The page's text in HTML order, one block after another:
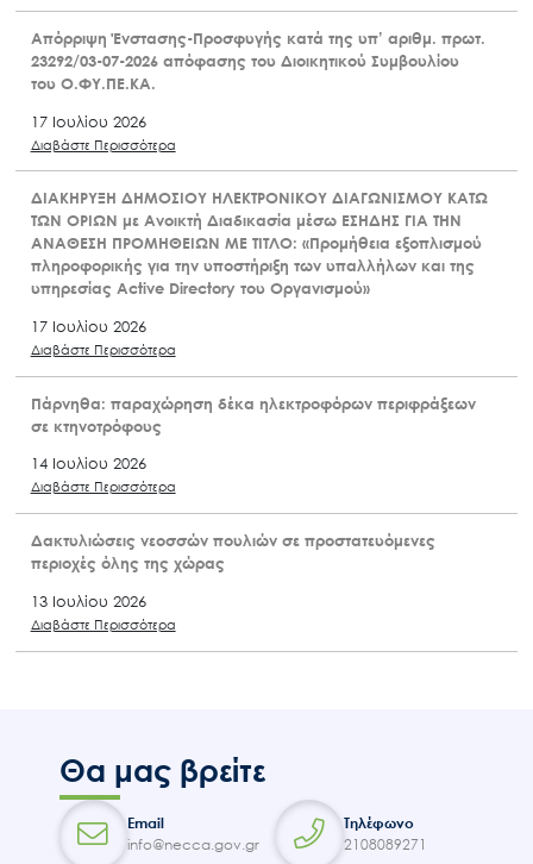
Απόρριψη Ένστασης-Προσφυγής κατά της υπ’ αριθμ. πρωτ.
23292/03-07-2026 απόφασης του Διοικητικού Συμβουλίου
του Ο.ΦΥ.ΠΕ.ΚΑ.
17 Ιουλίου 2026
Διαβάστε Περισσότερα
ΔΙΑΚΗΡΥΞΗ ΔΗΜΟΣΙΟΥ ΗΛΕΚΤΡΟΝΙΚΟΥ ΔΙΑΓΩΝΙΣΜΟΥ ΚΑΤΩ
ΤΩΝ ΟΡΙΩΝ με Ανοικτή Διαδικασία μέσω ΕΣΗΔΗΣ ΓΙΑ ΤΗΝ
ΑΝΑΘΕΣΗ ΠΡΟΜΗΘΕΙΩΝ ΜΕ ΤΙΤΛΟ: «Προμήθεια εξοπλισμού
πληροφορικής για την υποστήριξη των υπαλλήλων και της
υπηρεσίας Active Directory του Οργανισμού»
17 Ιουλίου 2026
Διαβάστε Περισσότερα
Πάρνηθα: παραχώρηση δέκα ηλεκτροφόρων περιφράξεων
σε κτηνοτρόφους
14 Ιουλίου 2026
Διαβάστε Περισσότερα
Δακτυλιώσεις νεοσσών πουλιών σε προστατευόμενες
περιοχές όλης της χώρας
13 Ιουλίου 2026
Διαβάστε Περισσότερα
Θα μας βρείτε
Email
info@necca.gov.gr
Τηλέφωνο
2108089271